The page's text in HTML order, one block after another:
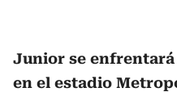
Junior se
en el estadio